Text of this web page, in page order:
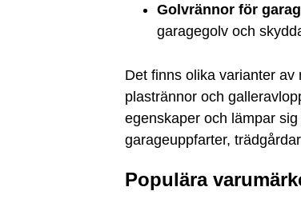
Golvrännor för
garagegolv och
Det finns olika varianter av
plastrännor och
egenskaper och lämpar
garageuppfarter,
Populära